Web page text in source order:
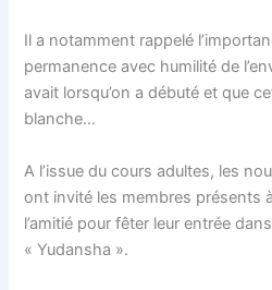
Il a notamment rappelé
permanence avec humilité de
avait lorsqu’on a débuté et que
blanche…
A l’issue du cours adultes, les
ont invité les membres présents
l’amitié pour fêter leur entrée
« Yudansha ».